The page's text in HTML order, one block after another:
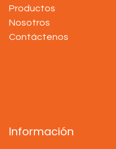
Productos
Nosotros
Contáctenos
Información